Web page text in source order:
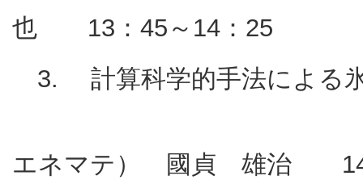
也 13：45～14：25
3. 計算科学的手法による氷
エネマテ） 國貞 雄治 14